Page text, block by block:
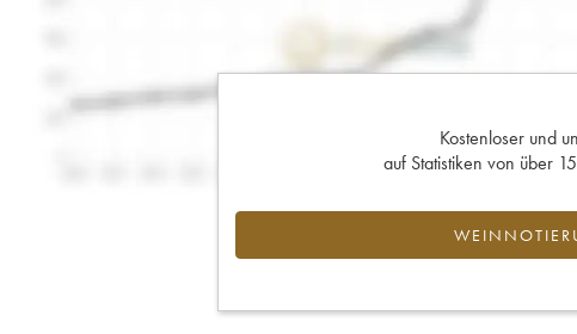
Kostenloser und
auf Statistiken von über